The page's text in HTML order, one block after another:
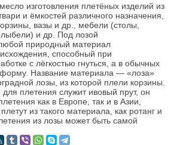
изготовления плетёных изделий из
и ёмкостей различного назначения,
вазы и др., мебели (столы,
и др. Под лозой
природный материал
способный при
с лёгкостью гнуться, а в обычных
форму. Название материала — «лоза»
лозы, из которой плели корзины.
плетения служит ивовый прут, он
как в Европе, так и в Азии,
из такого материала, как ротанг и
из лозы может быть самой